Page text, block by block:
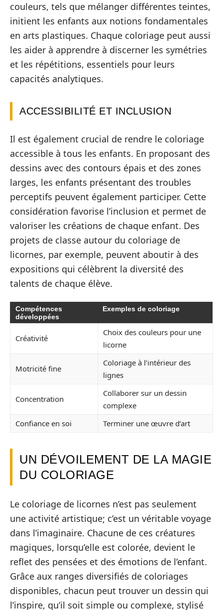
couleurs, tels que mélanger différentes teintes,
initient les enfants aux notions fondamentales
en arts plastiques. Chaque coloriage peut aussi
les aider à apprendre à discerner les symétries
et les répétitions, essentiels pour leurs
capacités analytiques.
ACCESSIBILITÉ ET INCLUSION
Il est également crucial de rendre le coloriage
accessible à tous les enfants. En proposant des
dessins avec des contours épais et des zones
larges, les enfants présentant des troubles
perceptifs peuvent également participer. Cette
considération favorise l’inclusion et permet de
valoriser les créations de chaque enfant. Des
projets de classe autour du coloriage de
licornes, par exemple, peuvent aboutir à des
expositions qui célèbrent la diversité des
talents de chaque élève.
Compétences
développées
Exemples de coloriage
Créativité
Choix des couleurs pour une
licorne
Motricité fine
Coloriage à l’intérieur des
lignes
Concentration
Collaborer sur un dessin
complexe
Confiance en soi
Terminer une œuvre d’art
UN DÉVOILEMENT DE LA MAGIE
DU COLORIAGE
Le coloriage de licornes n’est pas seulement
une activité artistique; c’est un véritable voyage
dans l’imaginaire. Chacune de ces créatures
magiques, lorsqu’elle est colorée, devient le
reflet des pensées et des émotions de l’enfant.
Grâce aux ranges diversifiés de coloriages
disponibles, chacun peut trouver un dessin qui
l’inspire, qu’il soit simple ou complexe, stylisé